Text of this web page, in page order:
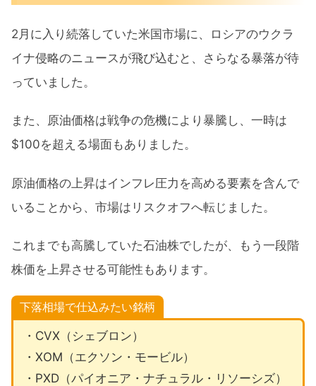
2月に入り続落していた米国市場に、ロシアのウクラ
イナ侵略のニュースが飛び込むと、さらなる暴落が待
っていました。
また、原油価格は戦争の危機により暴騰し、一時は
$100を超える場面もありました。
原油価格の上昇はインフレ圧力を高める要素を含んで
いることから、市場はリスクオフへ転じました。
これまでも高騰していた石油株でしたが、もう一段階
株価を上昇させる可能性もあります。
下落相場で仕込みたい銘柄
・CVX（シェブロン）
・XOM（エクソン・モービル）
・PXD（パイオニア・ナチュラル・リソーシズ）